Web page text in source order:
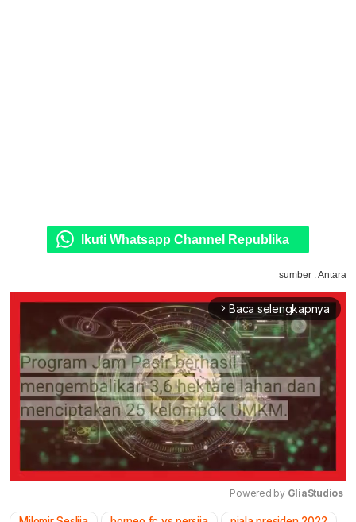
Ikuti Whatsapp Channel Republika
sumber : Antara
arrow_forward_ios Baca selengkapnya
Powered by GliaStudios